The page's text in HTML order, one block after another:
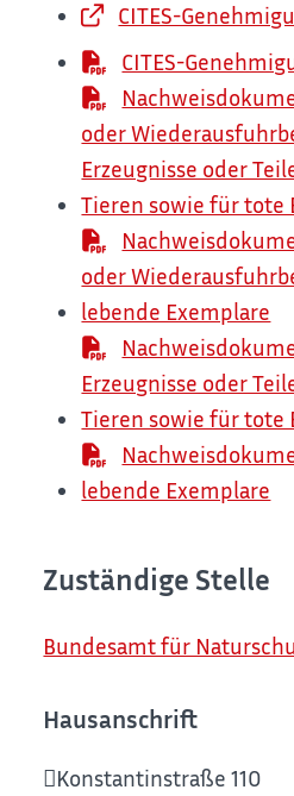
CITES-
CITES-
oder
Erzeugnisse oder
Tieren sowie für tote
oder
lebende Exemplare
Erzeugnisse oder
Tieren sowie für tote
lebende Exemplare
Zuständige Stelle
Bundesamt für
Hausanschrift
Konstantinstraße 110